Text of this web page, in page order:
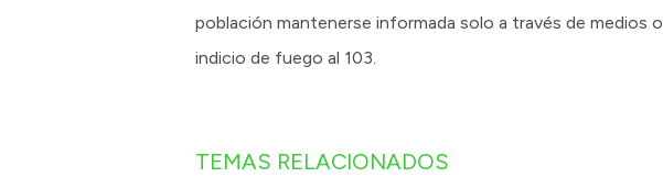
población mantenerse informada solo a través de medios
indicio de fuego al 103.
TEMAS RELACIONADOS